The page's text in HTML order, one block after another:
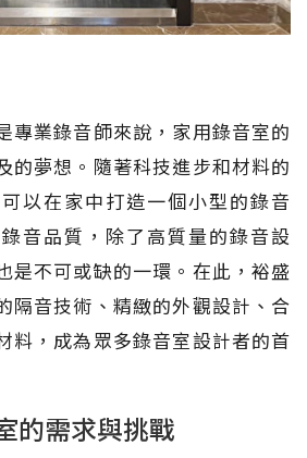
專業錄音師來說，家用錄音室的
的夢想。隨著科技進步和材料的
以在家中打造一個小型的錄音
音品質，除了高質量的錄音設
是不可或缺的一環。在此，裕盛
隔音技術、精緻的外觀設計、合
料，成為眾多錄音室設計者的首
的需求與挑戰